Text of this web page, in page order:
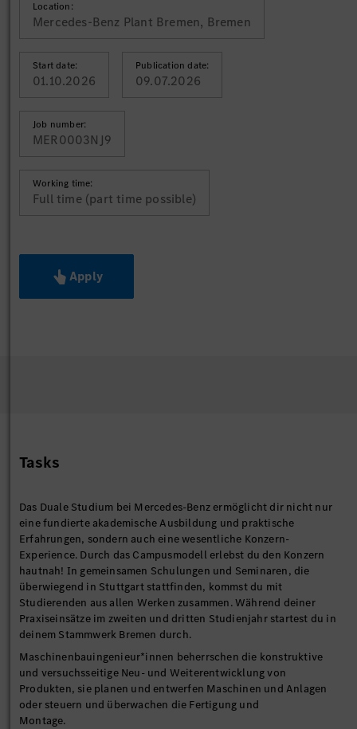
Location:
Mercedes-Benz Plant Bremen, Bremen
Start date:
01.10.2026
Publication date:
09.07.2026
Job number:
MER0003NJ9
Working time:
Full time (part time possible)
Apply
Tasks
Das Duale Studium bei Mercedes-Benz ermöglicht dir nicht nur
eine fundierte akademische Ausbildung und praktische
Erfahrungen, sondern auch eine wesentliche Konzern-
Experience. Durch das Campusmodell erlebst du den Konzern
hautnah! In gemeinsamen Schulungen und Seminaren, die
überwiegend in Stuttgart stattfinden, kommst du mit
Studierenden aus allen Werken zusammen. Während deiner
Praxiseinsätze im zweiten und dritten Studienjahr startest du in
deinem Stammwerk Bremen durch.
Maschinenbauingenieur*innen beherrschen die konstruktive
und versuchsseitige Neu- und Weiterentwicklung von
Produkten, sie planen und entwerfen Maschinen und Anlagen
oder steuern und überwachen die Fertigung und
Montage.